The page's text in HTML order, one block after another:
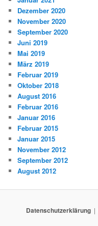
Dezember 2020
November 2020
September 2020
Juni 2019
Mai 2019
März 2019
Februar 2019
Oktober 2018
August 2016
Februar 2016
Januar 2016
Februar 2015
Januar 2015
November 2012
September 2012
August 2012
Datenschutzerklärung